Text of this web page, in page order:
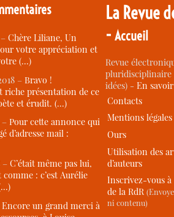
–Chère Liliane, Un
votre appréciation et
(…)
–Bravo !
riche présentation de ce
et érudit. (…)
–Pour cette annonce qui
d’adresse mail :
–C’était même pas lui,
comme : c’est Aurélie
Encore un grand merci à
La Revue
-Accueil
Revue
idées) -En
Contacts
Mentions légales
Ours
Utilisation des
d’auteurs
Inscrivez-vous
de la RdR
ni contenu)